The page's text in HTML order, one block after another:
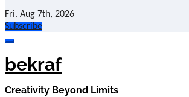
Fri. Aug 7th, 2026
Subscribe
bekraf
Creativity Beyond Limits